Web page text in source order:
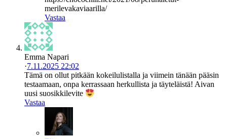
merilevakaviaarilla/
Vastaa
Emma Napari
·7.11.2025 22:02
Tämä on ollut pitkään kokeilulistalla ja viimein tänään pääsin
testaamaan, onpa kerrassaan herkullista ja täyteläistä! Aivan
uusi suosikkilevite
Vastaa